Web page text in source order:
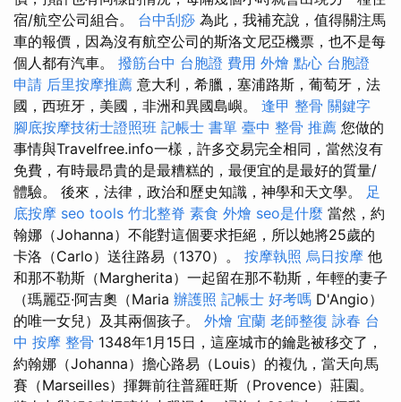
宿/航空公司組合。 台中刮痧 為此，我補充說，值得關注馬
車的報價，因為沒有航空公司的斯洛文尼亞機票，也不是每
個人都有汽車。 撥筋台中 台胞證 費用 外燴 點心 台胞證
申請 后里按摩推薦 意大利，希臘，塞浦路斯，葡萄牙，法
國，西班牙，美國，非洲和異國島嶼。 逢甲 整骨 關鍵字
腳底按摩技術士證照班 記帳士 書單 臺中 整骨 推薦 您做的
事情與Travelfree.info一樣，許多交易完全相同，當然沒有
免費，有時最昂貴的是最糟糕的，最便宜的是最好的質量/
體驗。 後來，法律，政治和歷史知識，神學和天文學。 足
底按摩 seo tools 竹北整脊 素食 外燴 seo是什麼 當然，約
翰娜（Johanna）不能對這個要求拒絕，所以她將25歲的
卡洛（Carlo）送往路易（1370）。 按摩執照 烏日按摩 他
和那不勒斯（Margherita）一起留在那不勒斯，年輕的妻子
（瑪麗亞·阿吉奧（Maria 辦護照 記帳士 好考嗎 D'Angio）
的唯一女兒）及其兩個孩子。 外燴 宜蘭 老師整復 詠春 台
中 按摩 整骨 1348年1月15日，這座城市的鑰匙被移交了，
約翰娜（Johanna）擔心路易（Louis）的複仇，當天向馬
賽（Marseilles）揮舞前往普羅旺斯（Provence）莊園。